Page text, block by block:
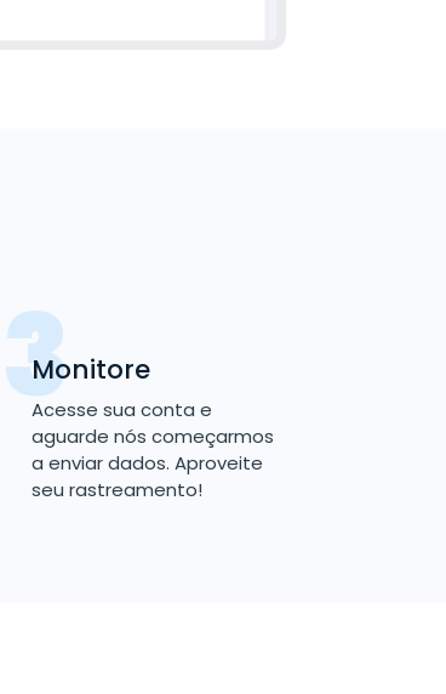
Monitore
Acesse sua conta e
aguarde nós começarmos
a enviar dados. Aproveite
seu rastreamento!